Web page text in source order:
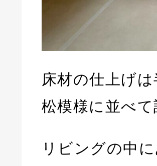
床材の仕上げ
松模様に並べ
リビングの中